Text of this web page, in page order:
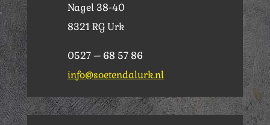
Nagel 38-40
8321 RG Urk
0527 – 68 57 86
info@soetendalurk.nl